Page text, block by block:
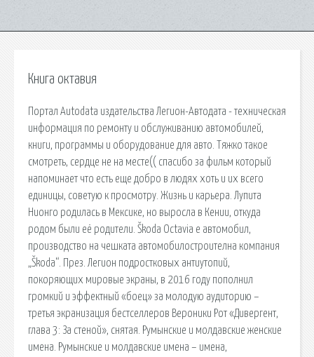
Книга октавия
Портал Autodata издательства Легион-Автодата - техническая
информация по ремонту и обслуживанию автомобилей,
книги, программы и оборудование для авто. Тяжко такое
смотреть, сердце не на месте(( спасибо за фильм который
напоминает что есть еще добро в людях хоть и их всего
единицы, советую к просмотру. Жизнь и карьера. Лупита
Нионго родилась в Мексике, но выросла в Кении, откуда
родом были её родители. Škoda Octavia е автомобил,
производство на чешката автомобилостроителна компания
„Škoda“. През. Легион подростковых антиутопий,
покоряющих мировые экраны, в 2016 году пополнил
громкий и эффектный «боец» за молодую аудиторию –
третья экранизация бестселлеров Вероники Рот «Дивергент,
глава 3: За стеной», снятая. Румынские и молдавские женские
имена. Румынские и молдавские имена – имена,